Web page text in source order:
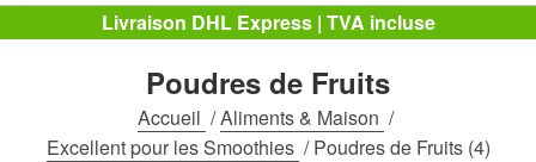
Livraison DHL Express | TVA incluse
Poudres de Fruits
Accueil /Aliments & Maison /
Excellent pour les Smoothies /Poudres de Fruits(4)